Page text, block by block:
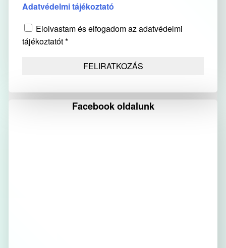
Adatvédelmi tájékoztató
Elolvastam és elfogadom az adatvédelmi
tájékoztatót *
Facebook oldalunk